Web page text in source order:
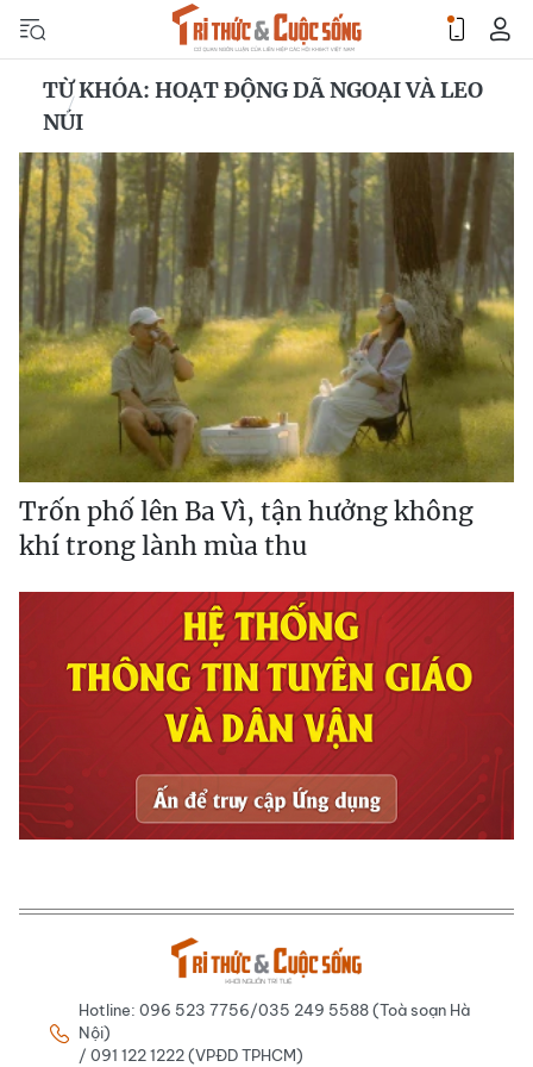
TỪ KHÓA: HOẠT ĐỘNG DÃ NGOẠI VÀ LEO
NÚI
Trốn phố lên Ba Vì, tận hưởng không
khí trong lành mùa thu
Hotline: 096 523 7756/035 249 5588 (Toà soạn Hà
Nội)
/ 091 122 1222 (VPĐD TPHCM)